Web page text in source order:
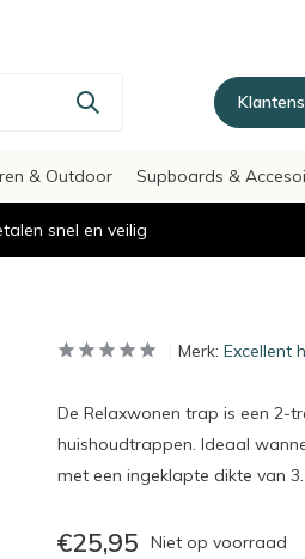
€20,-
& Outdoor Supboards &
snel en veilig
Merk: Excellent
De Relaxwonen trap is een 2-
huishoudtrappen. Ideaal
met een ingeklapte dikte van
€25,95 Niet op voorraad